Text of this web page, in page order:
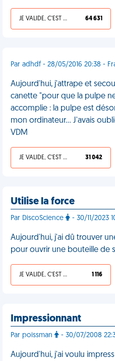
JE VALIDE, C'EST UNE VDM 64 631
Par adhdf - 28/05/2016 20:38 -
Aujourd'hui, j'attrape et
canette "pour que la pulpe
accomplie : la pulpe est
mon ordinateur... J'avais
VDM
JE VALIDE, C'EST UNE VDM 31 042
Utilise la force
Par DiscoScience - 30/11/2023
Aujourd'hui, j'ai dû trouver
pour ouvrir une bouteille de
JE VALIDE, C'EST UNE VDM 1 116
Impressionnant
Par poissman - 30/07/2008
Aujourd'hui, j'ai voulu